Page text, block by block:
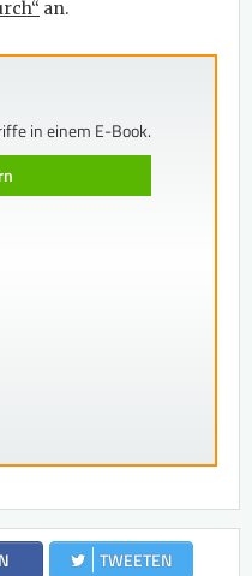
an.
in einem E-Book.
TWEETEN